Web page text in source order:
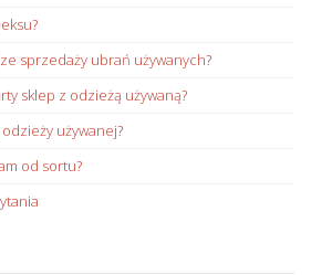
sprzedaży ubrań używanych?
sklep z odzieżą używaną?
używanej?
od sortu?